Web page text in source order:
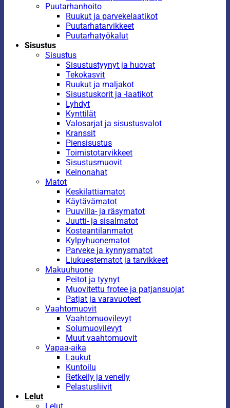
Puutarhanhoito
Ruukut ja parvekelaatikot
Puutarhatarvikkeet
Puutarhatyökalut
Sisustus
Sisustus
Sisustustyynyt ja huovat
Tekokasvit
Ruukut ja maljakot
Sisustuskorit ja -laatikot
Lyhdyt
Kynttilät
Valosarjat ja sisustusvalot
Kranssit
Piensisustus
Toimistotarvikkeet
Sisustusmuovit
Keinonahat
Matot
Keskilattiamatot
Käytävämatot
Puuvilla- ja räsymatot
Juutti- ja sisalmatot
Kosteantilanmatot
Kylpyhuonematot
Parveke ja kynnysmatot
Liukuestematot ja tarvikkeet
Makuuhuone
Peitot ja tyynyt
Muovitettu frotee ja patjansuojat
Patjat ja varavuoteet
Vaahtomuovit
Vaahtomuovilevyt
Solumuovilevyt
Muut vaahtomuovit
Vapaa-aika
Laukut
Kuntoilu
Retkeily ja veneily
Pelastusliivit
Lelut